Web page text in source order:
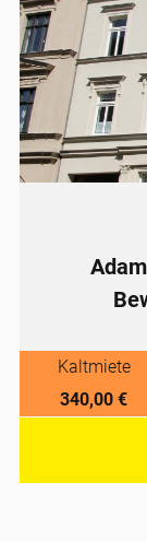
Kaltmiete
340,00 €